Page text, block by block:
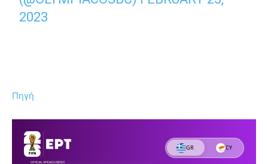
2023
Πηγή